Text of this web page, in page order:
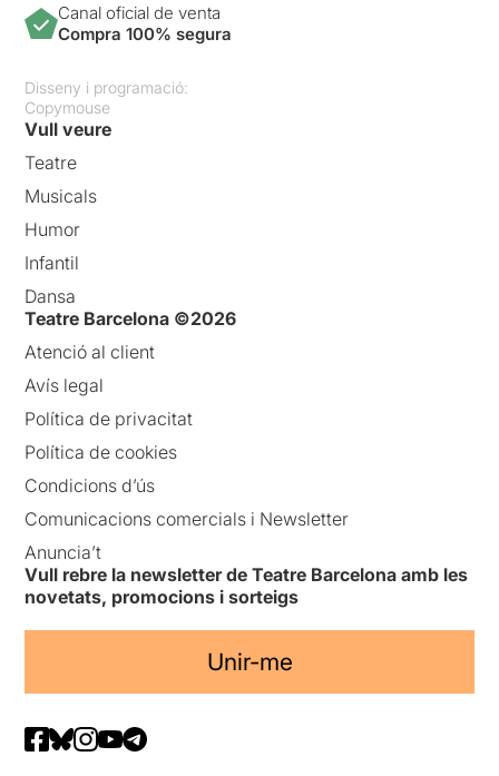
Canal oficial de venta
Compra 100% segura
Disseny i programació:
Copymouse
Vull veure
Teatre
Musicals
Humor
Infantil
Dansa
Teatre Barcelona ©2026
Atenció al client
Avís legal
Política de privacitat
Política de cookies
Condicions d’ús
Comunicacions comercials i Newsletter
Anuncia’t
Vull rebre la newsletter de Teatre Barcelona amb les
novetats, promocions i sorteigs
Unir-me